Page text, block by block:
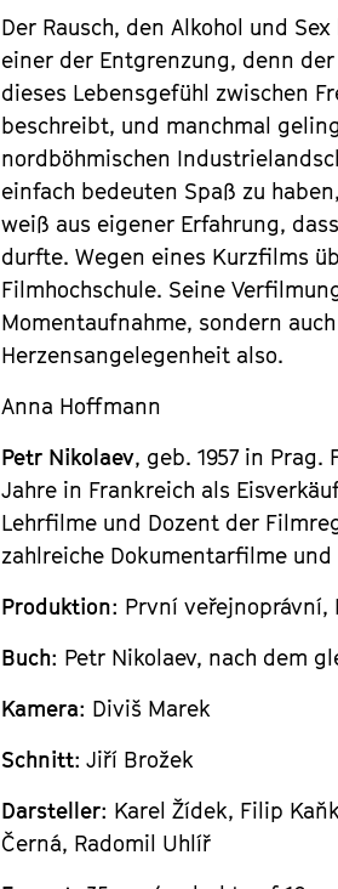
Der Rausch, den Alkohol und
einer der Entgrenzung, denn
dieses Lebensgefühl zwischen
beschreibt, und manchmal
nordböhmischen
einfach bedeuten Spaß zu
weiß aus eigener Erfahrung,
durfte. Wegen eines Kurzfilms
Filmhochschule. Seine
Momentaufnahme, sondern
Herzensangelegenheit also.
Anna Hoffmann
Petr Nikolaev, geb. 1957 in
Jahre in Frankreich als
Lehrfilme und Dozent der
zahlreiche Dokumentarfilme
Produktion: První veřejnoprávní,
Buch: Petr Nikolaev, nach dem
Kamera: Diviš Marek
Schnitt: Jiří Brožek
Darsteller: Karel Žídek, Filip
Černá, Radomil Uhlíř